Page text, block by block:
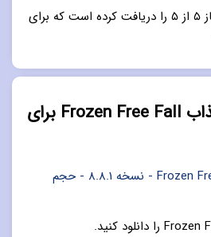
این بازی از گوگل پلی امتیاز ۵ از ۵ را دریافت کرده است که برای
لینک دانلود بازی جذاب Frozen Free Fall برای
دانلود مستقیم بازی Frozen Free Fall - نسخه 8.8.1 - حجم